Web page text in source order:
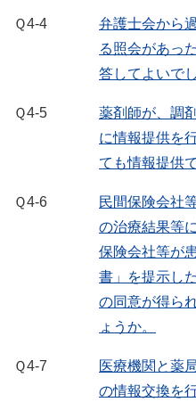
Ｑ4-4
弁護士会から
る照会があっ
答してよいで
Ｑ4-5
薬剤師が、調
に情報提供を
ても情報提供
Ｑ4-6
民間保険会社
の治療結果等
保険会社等が
書」を提示し
の同意が得ら
ょうか。
Ｑ4-7
医療機関と薬
の情報交換を